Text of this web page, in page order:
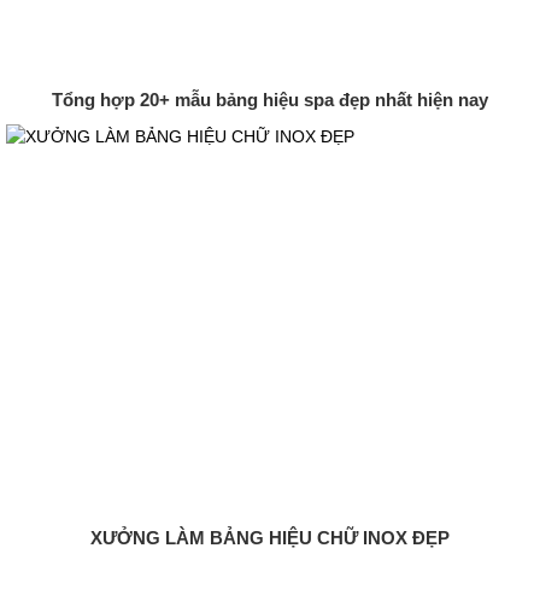
Tổng hợp 20+ mẫu bảng hiệu spa đẹp nhất hiện nay
XƯỞNG LÀM BẢNG HIỆU CHỮ INOX ĐẸP